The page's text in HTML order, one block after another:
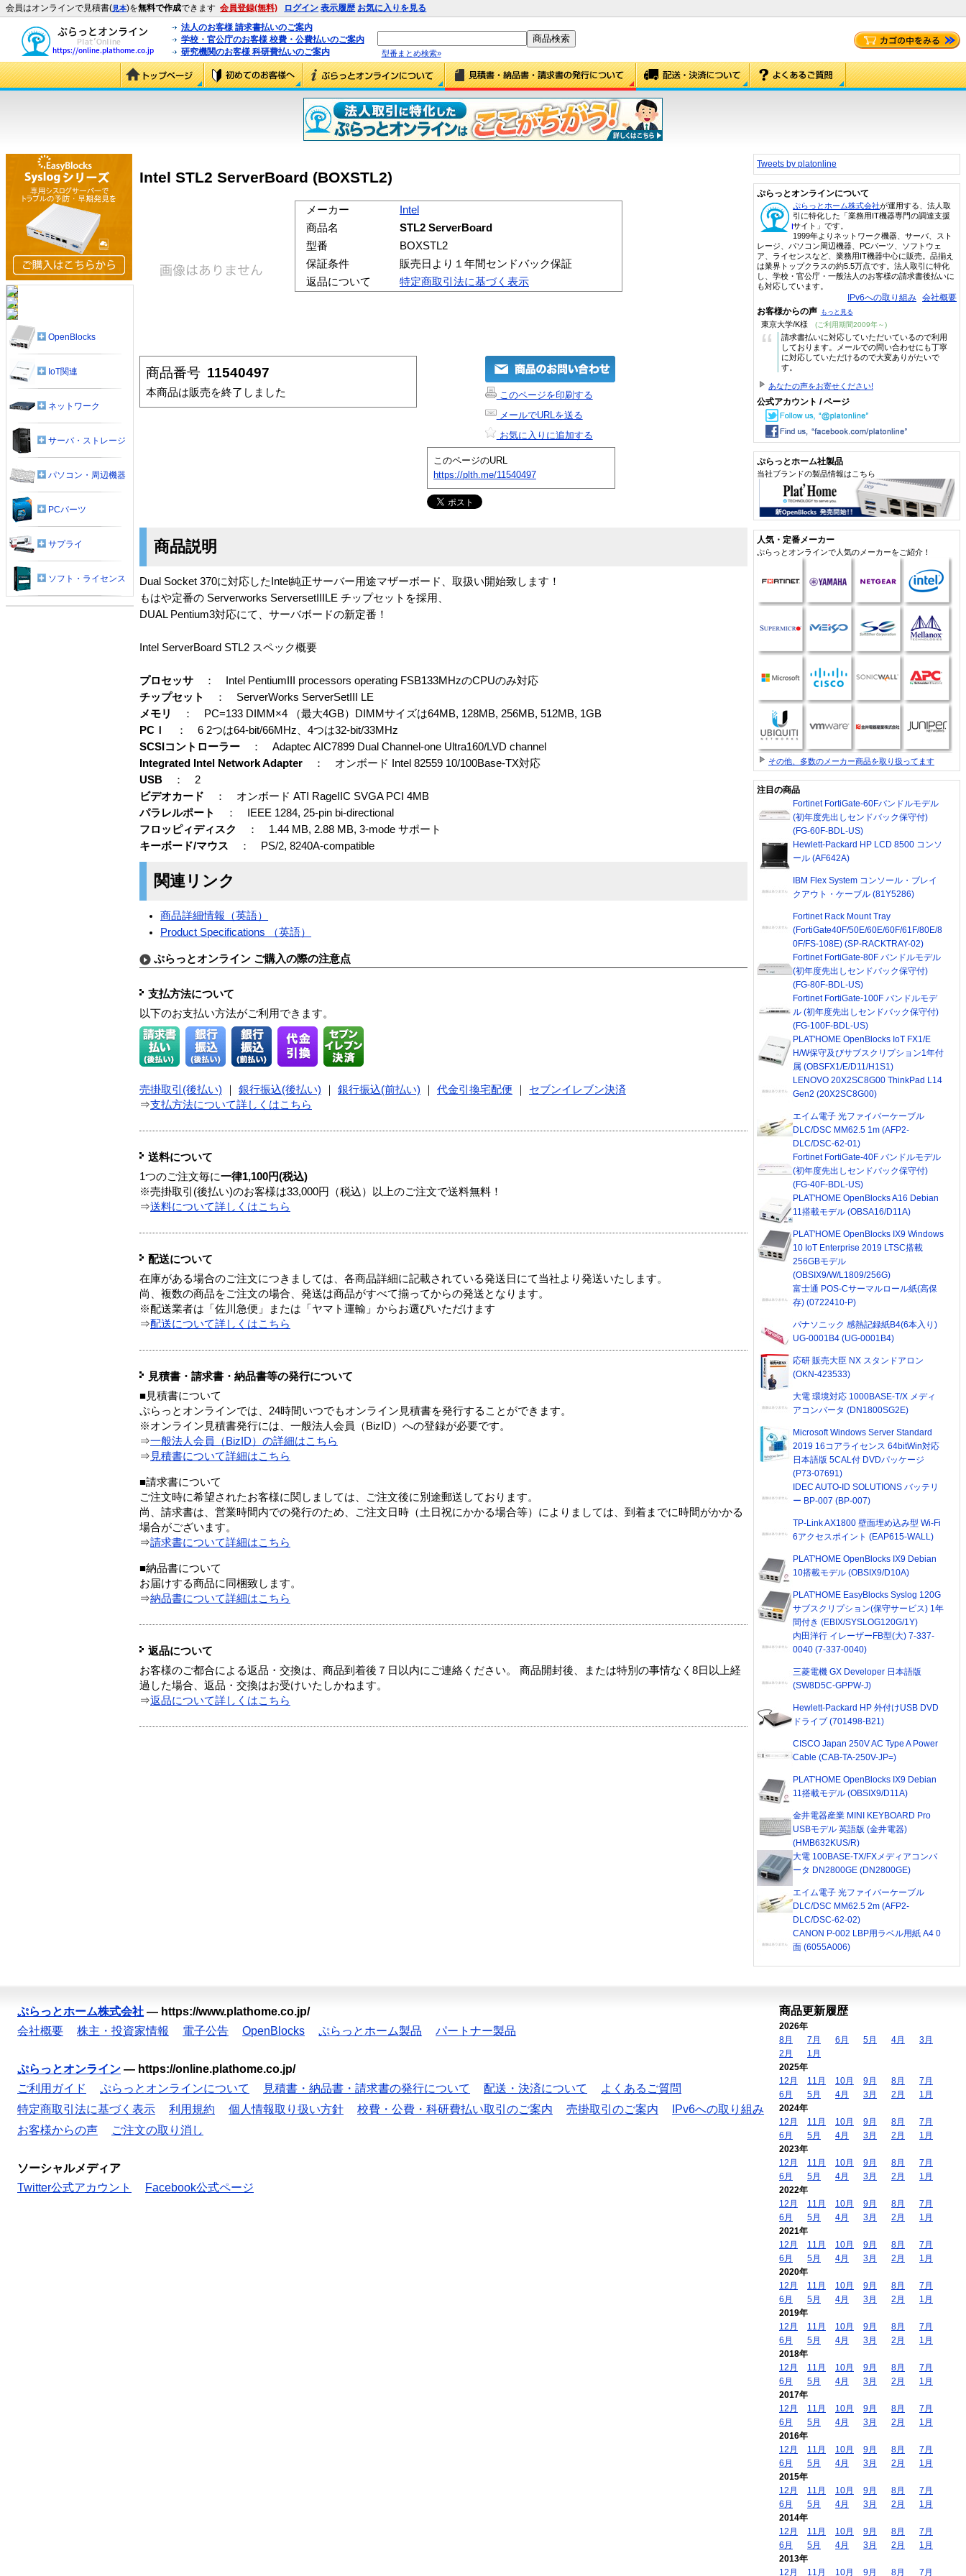
会員はオンラインで見積書(見本)を無料で作成できます 会員登録(無料) ログイン 表示履歴 お気に入りを見る
法人のお客様 請求書払いのご案内
学校・官公庁のお客様 校費・公費払いのご案内
研究機関のお客様 科研費払いのご案内
型番まとめ検索»
Intel STL2 ServerBoard (BOXSTL2)
メーカー
Intel
商品名
STL2 ServerBoard
型番
BOXSTL2
保証条件
販売日より１年間センドバック保証
返品について
特定商取引法に基づく表示
商品番号 11540497
本商品は販売を終了しました
このページを印刷する
メールでURLを送る
お気に入りに追加する
このページのURL
https://plth.me/11540497
商品説明
Dual Socket 370に対応したIntel純正サーバー用途マザーボード、取扱い開始致します！
もはや定番の Serverworks ServersetIIILE チップセットを採用、
DUAL Pentium3対応にて、サーバボードの新定番！
Intel ServerBoard STL2 スペック概要
プロセッサ ： Intel PentiumIII processors operating FSB133MHzのCPUのみ対応
チップセット
： ServerWorks ServerSetIII LE
メモリ
： PC=133 DIMM×4 （最大4GB）DIMMサイズは64MB, 128MB, 256MB, 512MB, 1GB
PCＩ
： 6 2つは64-bit/66MHz、4つは32-bit/33MHz
SCSIコントローラー ： Adaptec AIC7899 Dual Channel-one Ultra160/LVD channel
Integrated Intel Network Adapter ： オンボード Intel 82559 10/100Base-TX対応
USB ： 2
ビデオカード ： オンボード ATI RageIIC SVGA PCI 4MB
パラレルポート
： IEEE 1284, 25-pin bi-directional
フロッピィディスク
： 1.44 MB, 2.88 MB, 3-mode サポート
キーボード/マウス ： PS/2, 8240A-compatible
関連リンク
商品詳細情報（英語）
Product Specifications （英語）
ぷらっとオンライン ご購入の際の注意点
支払方法について
以下のお支払い方法がご利用できます。
売掛取引(後払い) 銀行振込(後払い) 銀行振込(前払い) 代金引換宅配便
セブンイレブン決済
⇒支払方法について詳しくはこちら
送料について
1つのご注文毎に一律1,100円(税込)
※売掛取引(後払い)のお客様は33,000円（税込）以上のご注文で送料無料！
⇒送料について詳しくはこちら
配送について
在庫がある場合のご注文につきましては、各商品詳細に記載されている発送日にて当社より発送いたします。
尚、複数の商品をご注文の場合、発送は商品がすべて揃ってからの発送となります。
※配送業者は「佐川急便」または「ヤマト運輸」からお選びいただけます
⇒配送について詳しくはこちら
見積書・請求書・納品書等の発行について
■見積書について
ぷらっとオンラインでは、24時間いつでもオンライン見積書を発行することができます。
※オンライン見積書発行には、一般法人会員（BizID）への登録が必要です。
⇒一般法人会員（BizID）の詳細はこちら
⇒ 見積書について詳細はこちら
■請求書について
ご注文時に希望されたお客様に関しましては、ご注文後に別途郵送しております。
尚、請求書は、営業時間内での発行のため、ご注文日時（土日祝にかかる場合等）によりましては、到着までに時間がかかる
場合がございます。
⇒請求書について詳細はこちら
■納品書について
お届けする商品に同梱致します。
⇒納品書について詳細はこちら
返品について
お客様のご都合による返品・交換は、商品到着後７日以内にご連絡ください。 商品開封後、または特別の事情なく8日以上経
過した場合、返品・交換はお受けいたしかねます。
⇒返品について詳しくはこちら
OpenBlocks
IoT関連
ネットワーク
サーバ・ストレージ
パソコン・周辺機器
PCパーツ
サプライ
ソフト・ライセンス
Tweets by platonline
ぷらっとオンラインについて
ぷらっとホーム株式会社が運用する、法人取
引に特化した「業務用IT機器専門の調達支援
サイト」です。
1999年よりネットワーク機器、サーバ、スト
レージ、パソコン周辺機器、PCパーツ、ソフトウェ
ア、ライセンスなど、業務用IT機器中心に販売。品揃え
は業界トップクラスの約5.5万点です。法人取引に特化
し、学校・官公庁・一般法人のお客様の請求書後払いに
も対応しています。
IPv6への取り組み 会社概要
お客様からの声 もっと見る
東京大学/K様 (ご利用期間2009年～)
“
請求書払いに対応していただいているので利用
しております。メールでの問い合わせにも丁寧
に対応していただけるので大変ありがたいで
す。
あなたの声をお寄せください!
公式アカウント / ページ
ぷらっとホーム社製品
当社ブランドの製品情報はこちら
人気・定番メーカー
ぷらっとオンラインで人気のメーカーをご紹介！
その他、多数のメーカー商品を取り扱ってます
注目の商品
Fortinet FortiGate-60Fバンドルモデル
(初年度先出しセンドバック保守付)
(FG-60F-BDL-US)
Hewlett-Packard HP LCD 8500 コンソ
ール (AF642A)
IBM Flex System コンソール・ブレイ
クアウト・ケーブル (81Y5286)
Fortinet Rack Mount Tray
(FortiGate40F/50E/60E/60F/61F/80E/8
0F/FS-108E) (SP-RACKTRAY-02)
Fortinet FortiGate-80F バンドルモデル
(初年度先出しセンドバック保守付)
(FG-80F-BDL-US)
Fortinet FortiGate-100F バンドルモデ
ル (初年度先出しセンドバック保守付)
(FG-100F-BDL-US)
PLAT'HOME OpenBlocks IoT FX1/E
H/W保守及びサブスクリプション1年付
属 (OBSFX1/E/D11/H1S1)
LENOVO 20X2SC8G00 ThinkPad L14
Gen2 (20X2SC8G00)
エイム電子 光ファイバーケーブル
DLC/DSC MM62.5 1m (AFP2-
DLC/DSC-62-01)
Fortinet FortiGate-40F バンドルモデル
(初年度先出しセンドバック保守付)
(FG-40F-BDL-US)
PLAT'HOME OpenBlocks A16 Debian
11搭載モデル (OBSA16/D11A)
PLAT'HOME OpenBlocks IX9 Windows
10 IoT Enterprise 2019 LTSC搭載
256GBモデル
(OBSIX9/W/L1809/256G)
富士通 POS-Cサーマルロール紙(高保
存) (0722410-P)
パナソニック 感熱記録紙B4(6本入り)
UG-0001B4 (UG-0001B4)
応研 販売大臣 NX スタンドアロン
(OKN-423533)
大電 環境対応 1000BASE-T/X メディ
アコンバータ (DN1800SG2E)
Microsoft Windows Server Standard
2019 16コアライセンス 64bitWin対応
日本語版 5CAL付 DVDパッケージ
(P73-07691)
IDEC AUTO-ID SOLUTIONS バッテリ
ー BP-007 (BP-007)
TP-Link AX1800 壁面埋め込み型 Wi-Fi
6アクセスポイント (EAP615-WALL)
PLAT'HOME OpenBlocks IX9 Debian
10搭載モデル (OBSIX9/D10A)
PLAT'HOME EasyBlocks Syslog 120G
サブスクリプション(保守サービス) 1年
間付き (EBIX/SYSLOG120G/1Y)
内田洋行 イレーザーFB型(大) 7-337-
0040 (7-337-0040)
三菱電機 GX Developer 日本語版
(SW8D5C-GPPW-J)
Hewlett-Packard HP 外付けUSB DVD
ドライブ (701498-B21)
CISCO Japan 250V AC Type A Power
Cable (CAB-TA-250V-JP=)
PLAT'HOME OpenBlocks IX9 Debian
11搭載モデル (OBSIX9/D11A)
金井電器産業 MINI KEYBOARD Pro
USBモデル 英語版 (金井電器)
(HMB632KUS/R)
大電 100BASE-TX/FXメディアコンバ
ータ DN2800GE (DN2800GE)
エイム電子 光ファイバーケーブル
DLC/DSC MM62.5 2m (AFP2-
DLC/DSC-62-02)
CANON P-002 LBP用ラベル用紙 A4 0
面 (6055A006)
ぷらっとホーム株式会社 — https://www.plathome.co.jp/
会社概要
株主・投資家情報 電子公告 OpenBlocks ぷらっとホーム製品 パートナー製品
ぷらっとオンライン — https://online.plathome.co.jp/
ご利用ガイド
ぷらっとオンラインについて 見積書・納品書・請求書の発行について 配送・決済について
よくあるご質問
特定商取引法に基づく表示
利用規約 個人情報取り扱い方針 校費・公費・科研費払い取引のご案内 売掛取引のご案内
IPv6への取り組み
お客様からの声
ご注文の取り消し
ソーシャルメディア
Twitter公式アカウント
Facebook公式ページ
商品更新履歴
2026年
8月
7月 6月 5月 4月
3月
2月
1月
2025年
12月
11月 10月 9月 8月
7月
6月
5月 4月 3月 2月
1月
2024年
12月
11月 10月 9月 8月
7月
6月
5月 4月 3月 2月
1月
2023年
12月
11月 10月 9月 8月
7月
6月
5月 4月 3月 2月
1月
2022年
12月
11月 10月 9月 8月
7月
6月
5月 4月 3月 2月
1月
2021年
12月
11月 10月 9月 8月
7月
6月
5月 4月 3月 2月
1月
2020年
12月
11月 10月 9月 8月
7月
6月
5月 4月 3月 2月
1月
2019年
12月
11月 10月 9月 8月
7月
6月
5月 4月 3月 2月
1月
2018年
12月
11月 10月 9月 8月
7月
6月
5月 4月 3月 2月
1月
2017年
12月
11月 10月 9月 8月
7月
6月
5月 4月 3月 2月
1月
2016年
12月
11月 10月 9月 8月
7月
6月
5月 4月 3月 2月
1月
2015年
12月
11月 10月 9月 8月
7月
6月
5月 4月 3月 2月
1月
2014年
12月
11月 10月 9月 8月
7月
6月
5月 4月 3月 2月
1月
2013年
12月
11月 10月 9月 8月 7月